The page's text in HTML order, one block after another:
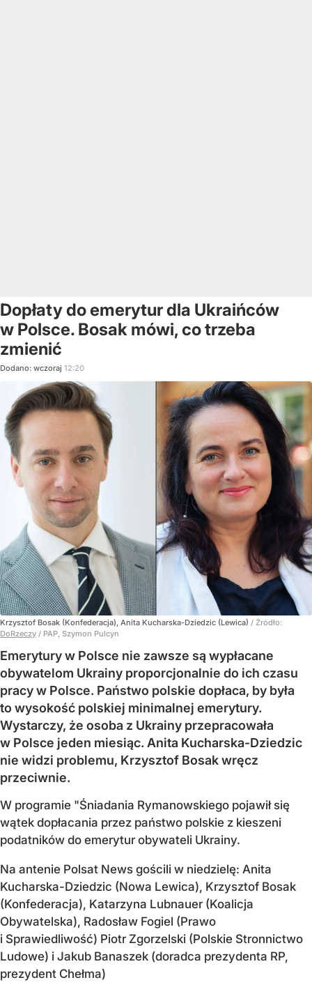
Dopłaty do emerytur dla Ukraińców
w Polsce. Bosak mówi, co trzeba
zmienić
Dodano: wczoraj 12:20
Krzysztof Bosak (Konfederacja), Anita Kucharska-Dziedzic (Lewica) / Źródło:
DoRzeczy / PAP, Szymon Pulcyn
Emerytury w Polsce nie zawsze są wypłacane
obywatelom Ukrainy proporcjonalnie do ich czasu
pracy w Polsce. Państwo polskie dopłaca, by była
to wysokość polskiej minimalnej emerytury.
Wystarczy, że osoba z Ukrainy przepracowała
w Polsce jeden miesiąc. Anita Kucharska-Dziedzic
nie widzi problemu, Krzysztof Bosak wręcz
przeciwnie.
W programie "Śniadania Rymanowskiego pojawił się
wątek dopłacania przez państwo polskie z kieszeni
podatników do emerytur obywateli Ukrainy.
Na antenie Polsat News gościli w niedzielę: Anita
Kucharska-Dziedzic (Nowa Lewica), Krzysztof Bosak
(Konfederacja), Katarzyna Lubnauer (Koalicja
Obywatelska), Radosław Fogiel (Prawo
i Sprawiedliwość) Piotr Zgorzelski (Polskie Stronnictwo
Ludowe) i Jakub Banaszek (doradca prezydenta RP,
prezydent Chełma)